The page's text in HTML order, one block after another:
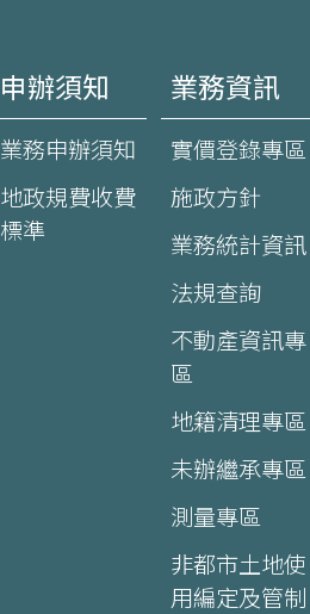
申辦須知
業務申辦須知
地政規費收費
標準
業務資訊
實價登錄專區
施政方針
業務統計資訊
法規查詢
不動產資訊專
區
地籍清理專區
未辦繼承專區
測量專區
非都市土地使
用編定及管制